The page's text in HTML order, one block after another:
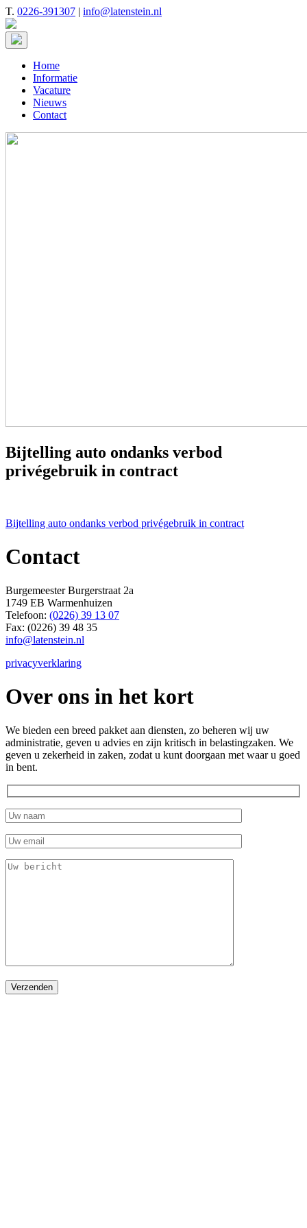
T. 0226-391307 | info@latenstein.nl
Home
Informatie
Vacature
Nieuws
Contact
Bijtelling auto ondanks verbod
privégebruik in contract
Bericht
Bijtelling auto ondanks verbod privégebruik in contract
Contact
Burgemeester Burgerstraat 2a
1749 EB Warmenhuizen
Telefoon: (0226) 39 13 07
Fax: (0226) 39 48 35
info@latenstein.nl
privacyverklaring
Over ons in het kort
We bieden een breed pakket aan diensten, zo beheren wij uw
administratie, geven u advies en zijn kritisch in belastingzaken. We
geven u zekerheid in zaken, zodat u kunt doorgaan met waar u goed
in bent.